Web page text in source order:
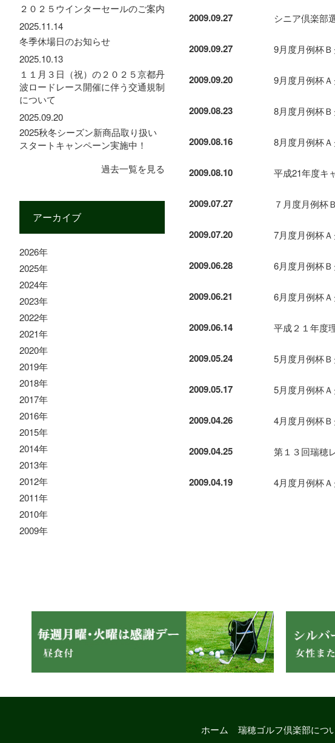
2009.09.27 シニア倶楽部
2009.09.27 9月度月例杯Ｂ
2009.09.20 9月度月例杯Ａ
2009.08.23 8月度月例杯Ｂ
2009.08.16 8月度月例杯Ａ
2009.08.10 平成21年度キ
2009.07.27 ７月度月例杯
2009.07.20 7月度月例杯Ａ
2009.06.28 6月度月例杯Ｂ
2009.06.21 6月度月例杯Ａ
2009.06.14 平成２１年度
2009.05.24 5月度月例杯Ｂ
2009.05.17 5月度月例杯Ａ
2009.04.26 4月度月例杯Ｂ
2009.04.25 第１３回瑞穂
2009.04.19 4月度月例杯Ａ
２０２５ウインターセールのご案内
2025.11.14
冬季休場日のお知らせ
2025.10.13
１１月３日（祝）の２０２５京都丹
波ロードレース開催に伴う交通規制
について
2025.09.20
2025秋冬シーズン新商品取り扱い
スタートキャンペーン実施中！
過去一覧を見る
アーカイブ
2026年
2025年
2024年
2023年
2022年
2021年
2020年
2019年
2018年
2017年
2016年
2015年
2014年
2013年
2012年
2011年
2010年
2009年
ホーム 瑞穂ゴルフ倶楽部につ